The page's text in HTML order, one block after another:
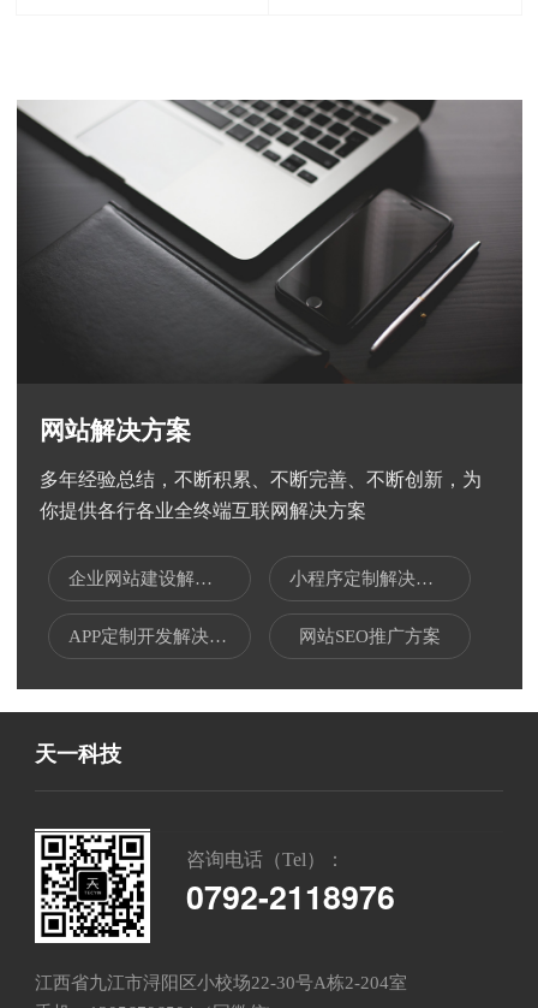
网站解决方案
多年经验总结，不断积累、不断完善、不断创新，为
你提供各行各业全终端互联网解决方案
企业网站建设解决方案 小程序定制解决方案
APP定制开发解决方案 网站SEO推广方案
天一科技
咨询电话（Tel）：
0792-2118976
江西省九江市浔阳区小校场22-30号A栋2-204室